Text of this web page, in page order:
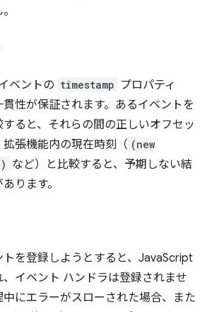
ベントの timestamp プロパティ
性が保証されます。あるイベントを
ると、それらの間の正しいオフセッ
拡張機能内の現在時刻（ (new
など）と比較すると、予期しない結
ります。
を登録しようとすると、JavaScript
イベント ハンドラは登録されませ
にエラーがスローされた場合、また